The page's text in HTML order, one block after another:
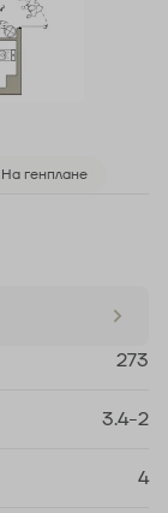
На генплане
273
3.4-2
4